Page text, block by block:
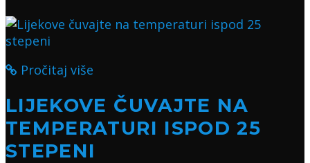
Pročitaj više
LIJEKOVE ČUVAJTE NA
TEMPERATURI ISPOD 25
STEPENI